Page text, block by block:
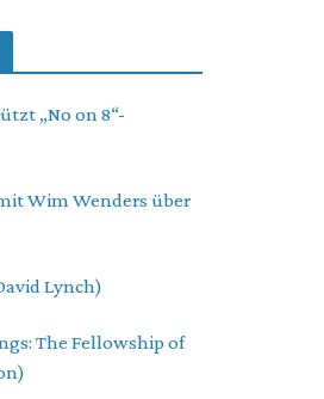
„No on 8“-
Wim Wenders über
Lynch)
The Fellowship of